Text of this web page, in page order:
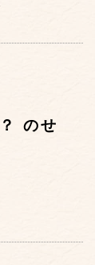
のせ